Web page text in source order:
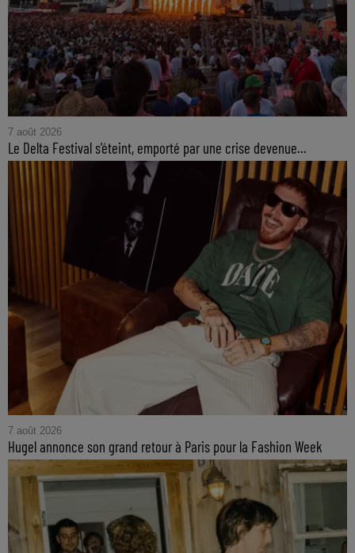
7 août 2026
Le Delta Festival s'éteint, emporté par une crise devenue...
7 août 2026
Hugel annonce son grand retour à Paris pour la Fashion Week